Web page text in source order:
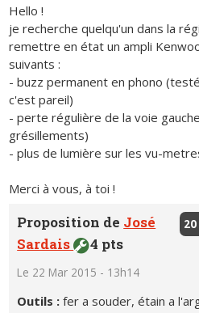
Hello !
je recherche quelqu'un dans la
remettre en état un ampli
suivants :
- buzz permanent en phono
c'est pareil)
- perte régulière de la voie
grésillements)
- plus de lumière sur les vu-
Merci à vous, à toi !
Proposition de José
Sardais
4 pts
Le 22 Mar 2015 - 13h14
Outils :fer a souder, étain a